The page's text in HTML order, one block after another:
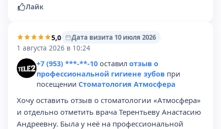
Лайк
5,0
Дата визита 10 июля 2026
1 августа 2026 в 10:24
+7 (953) ***-**-10 оставил отзыв о
профессиональной гигиене зубов при
посещении Стоматология Атмосфера
Хочу оставить отзыв о стоматологии «Атмосфера»
и отдельно отметить врача Терентьеву Анастасию
Андреевну. Была у неё на профессиональной